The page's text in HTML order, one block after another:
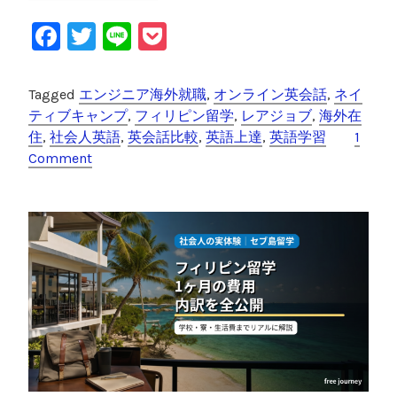
イ
テ
ブ
キ
ャ
s
レ
ア
ジ
ョ
ブ
比
較
【
F
c
e
b
o
o
k
T
tt
er
Li
e
c
k
et
Tagged エンジニア海外就職, オンライン英会話, ネイ
ティブキャンプ, フィリピン留学, レアジョブ, 海外在
住, 社会人英語, 英会話比較, 英語上達, 英語学習
1
Comment